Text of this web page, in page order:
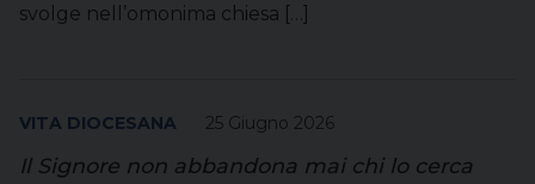
svolge nell’omonima chiesa […]
25 Giugno 2026
VITA DIOCESANA
Il Signore non abbandona mai chi lo cerca